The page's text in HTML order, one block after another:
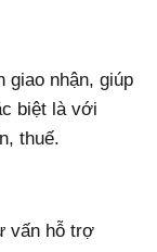
giao nhận, giúp
biệt là với
thuế.
vấn hỗ trợ